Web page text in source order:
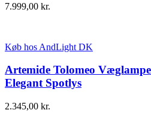
7.999,00 kr.
Køb hos AndLight DK
Artemide Tolomeo
Elegant Spotlys
2.345,00 kr.